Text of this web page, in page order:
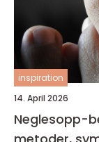
inspiration
14. April 2026
Neglesopp-